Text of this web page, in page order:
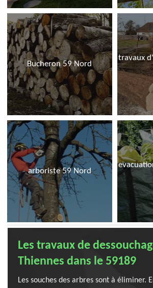
Bucheron 59 Nord
travaux
arboriste 59 Nord
Les travaux de
Thiennes dans le 59189
Les souches des arbres sont à éliminer.